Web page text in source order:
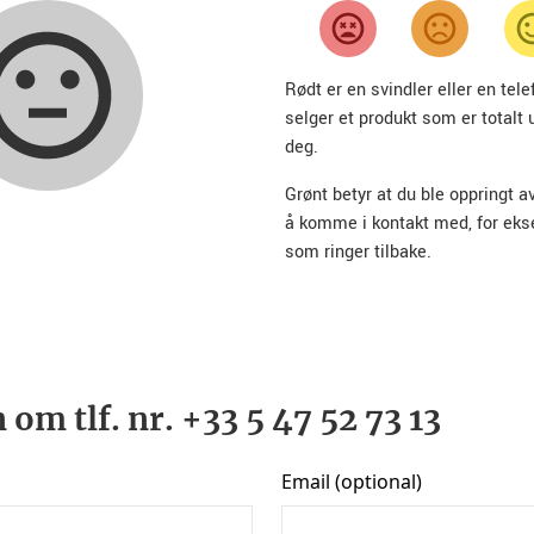
Rødt er en svindler eller en
selger et produkt som er totalt
deg.
Grønt betyr at du ble oppringt
å komme i kontakt med, for
som ringer tilbake.
tlf. nr. +33 5 47 52 73 13